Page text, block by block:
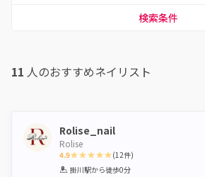
検索条件
11 人のおすすめネイリスト
Rolise_nail
Rolise
4.9
1 2 3 4 5
(12件)
掛川駅から徒歩0分